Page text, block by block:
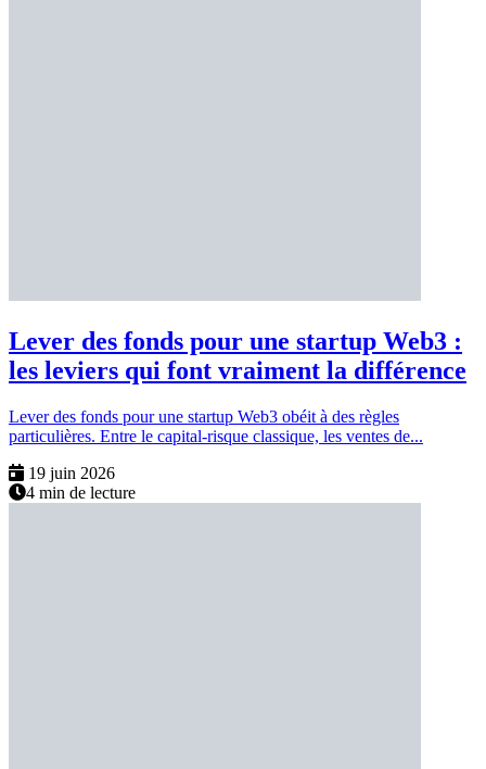
Lever des fonds pour une startup Web3 :
les leviers qui font vraiment la différence
Lever des fonds pour une startup Web3 obéit à des règles
particulières. Entre le capital-risque classique, les ventes de...
19 juin 2026
4 min de lecture